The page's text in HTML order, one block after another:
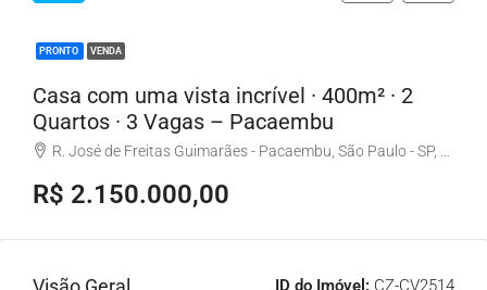
PRONTO VENDA
Casa com uma vista incrível · 400m² · 2
Quartos · 3 Vagas – Pacaembu
R. José de Freitas Guimarães - Pacaembu, São Paulo - SP, Brasil
R$ 2.150.000,00
ID do Imóvel: CZ-CV2514